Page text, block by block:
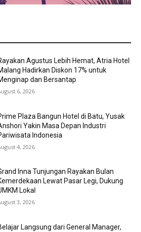
Agustus Lebih Hemat, Atria Hotel
Hadirkan Diskon 17% untuk
dan Bersantap
6, 2026
Plaza Bangun Hotel di Batu, Yusak
Yakin Masa Depan Industri
Indonesia
4, 2026
Inna Tunjungan Rayakan Bulan
Lewat Pasar Legi, Dukung
Lokal
3, 2026
Langsung dari General Manager,